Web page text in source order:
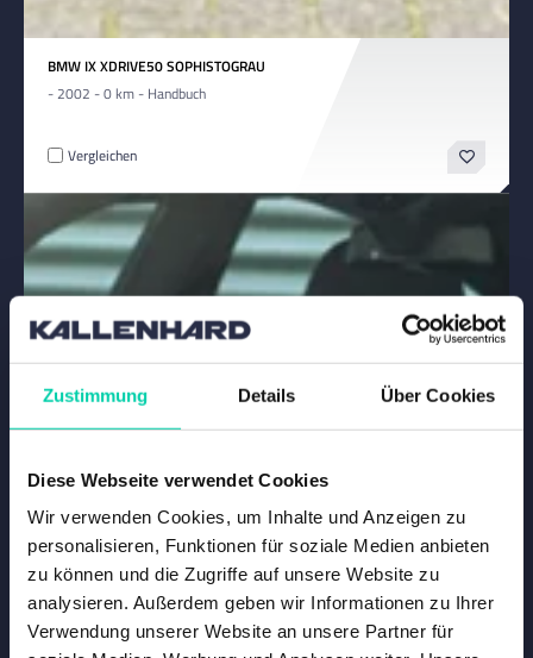
Zustimmung Details Über Cookies
Diese Webseite verwendet Cookies
Wir verwenden Cookies, um Inhalte und Anzeigen zu
personalisieren, Funktionen für soziale Medien anbieten
zu können und die Zugriffe auf unsere Website zu
analysieren. Außerdem geben wir Informationen zu Ihrer
Verwendung unserer Website an unsere Partner für
BMW IX XDRIVE50 SOPHISTOGRAU
- 2002 - 0 km - Handbuch
Vergleichen